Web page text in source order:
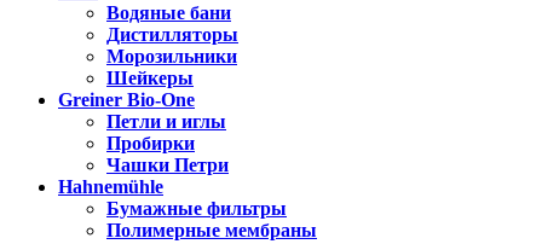
Водяные бани
Дистилляторы
Морозильники
Шейкеры
Greiner Bio-One
Петли и иглы
Пробирки
Чашки Петри
Hahnemühle
Бумажные фильтры
Полимерные мембраны